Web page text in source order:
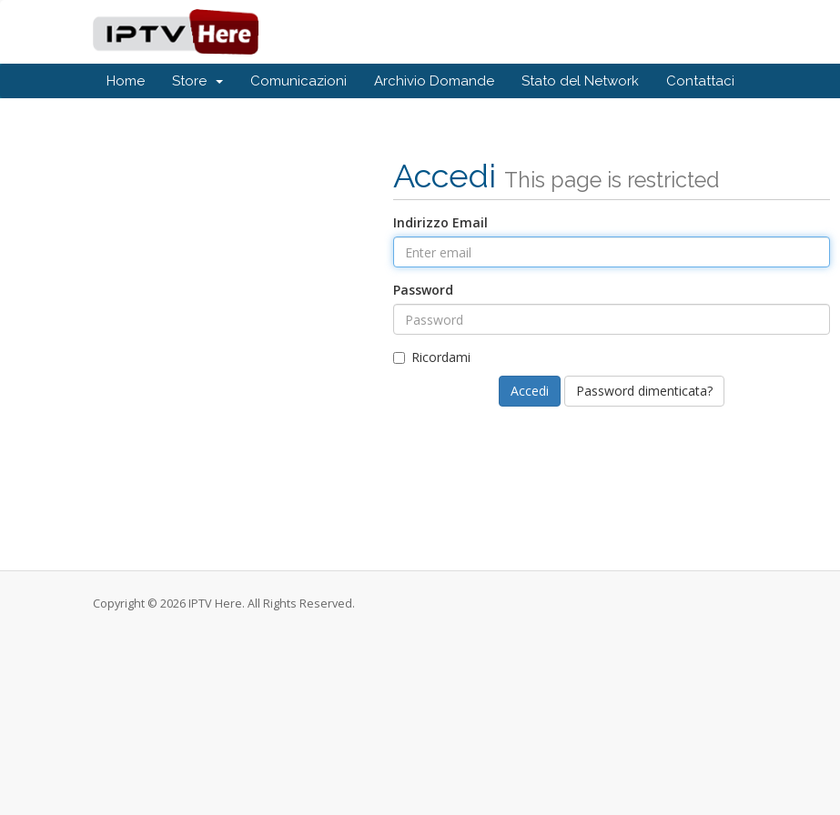
Home Store Comunicazioni Archivio Domande Stato del Network Contattaci
Accedi This page is restricted
Indirizzo Email
Password
Ricordami
Password dimenticata?
Copyright © 2026 IPTV Here. All Rights Reserved.